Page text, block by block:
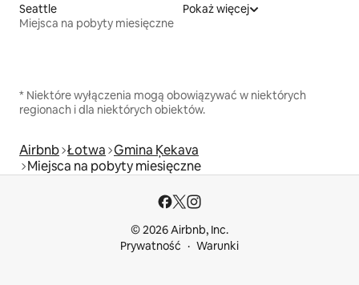
Seattle
Miejsca na pobyty miesięczne
Pokaż więcej
* Niektóre wyłączenia mogą obowiązywać w niektórych
regionach i dla niektórych obiektów.
Airbnb Łotwa Gmina Ķekava
Miejsca na pobyty miesięczne
© 2026 Airbnb, Inc.
Prywatność
Warunki